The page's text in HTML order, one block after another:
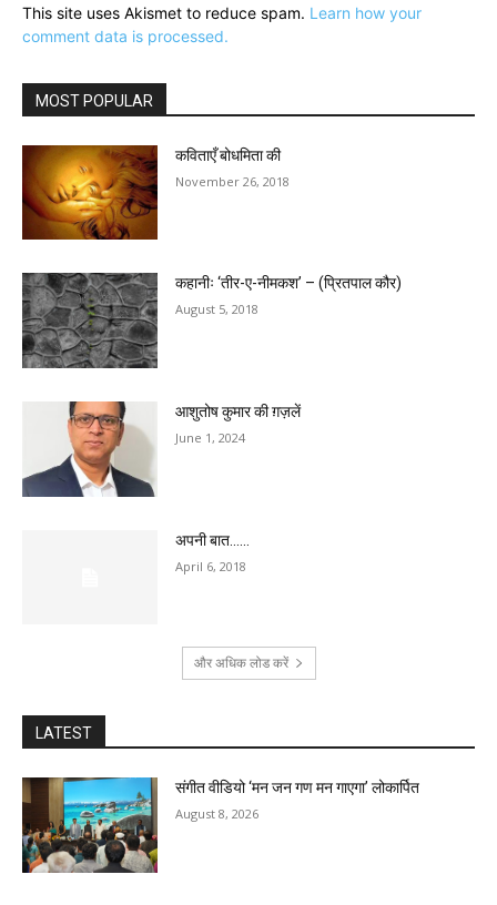
This site uses Akismet to reduce spam. Learn how your
comment data is processed.
MOST POPULAR
कविताएँ बोधमिता की
November 26, 2018
कहानीः ‘तीर-ए-नीमकश’ – (प्रितपाल कौर)
August 5, 2018
आशुतोष कुमार की ग़ज़लें
June 1, 2024
अपनी बात……
April 6, 2018
और अधिक लोड करें
LATEST
संगीत वीडियो ‘मन जन गण मन गाएगा’ लोकार्पित
August 8, 2026